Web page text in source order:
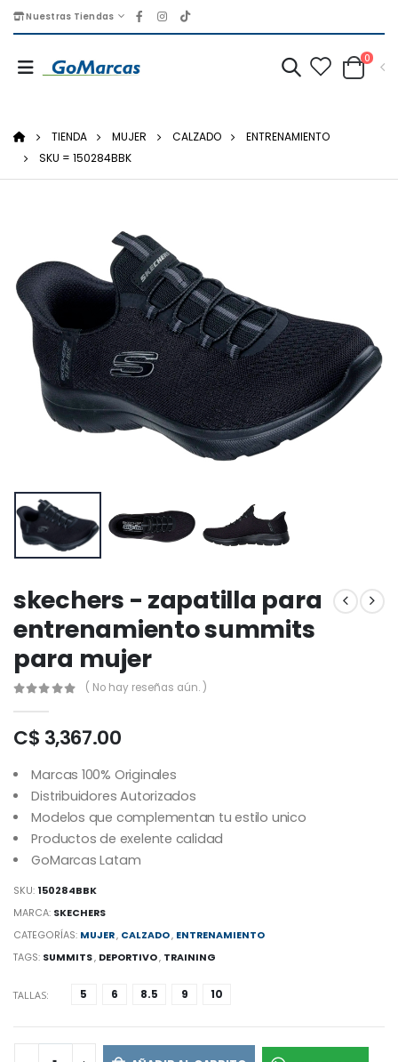
Nuestras Tiendas
0
TIENDA MUJER CALZADO
ENTRENAMIENTO
SKU = 150284BBK
skechers - zapatilla para
entrenamiento summits
para mujer
( No hay reseñas aún. )
C$ 3,367.00
Marcas 100% Originales
Distribuidores Autorizados
Modelos que complementan tu estilo unico
Productos de exelente calidad
GoMarcas Latam
SKU: 150284BBK
MARCA: SKECHERS
CATEGORÍAS: MUJER, CALZADO, ENTRENAMIENTO
TAGS: SUMMITS, DEPORTIVO, TRAINING
TALLAS: 5 6 8.5 9 10